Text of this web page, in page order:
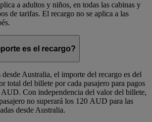
a adultos y niños, en todas las cabinas y
de tarifas. El recargo no se aplica a las
es el recargo?
Australia, el importe del recargo es del
total del billete por cada pasajero para pagos
AUD. Con independencia del valor del billete,
no superará los 120 AUD para las
desde Australia.